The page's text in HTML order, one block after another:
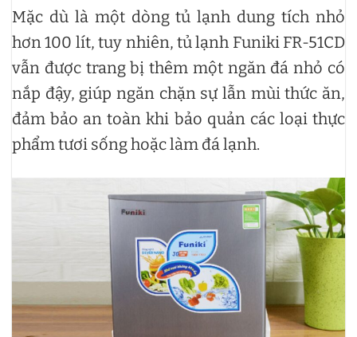
Mặc dù là một dòng tủ lạnh dung tích nhỏ
hơn 100 lít, tuy nhiên, tủ lạnh Funiki FR-51CD
vẫn được trang bị thêm một ngăn đá nhỏ có
nắp đậy, giúp ngăn chặn sự lẫn mùi thức ăn,
đảm bảo an toàn khi bảo quản các loại thực
phẩm tươi sống hoặc làm đá lạnh.